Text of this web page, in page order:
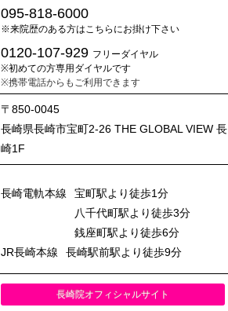
095-818-6000
※来院歴のある方はこちらにお掛け下さい
0120-107-929 フリーダイヤル
※初めての方専用ダイヤルです
※携帯電話からもご利用できます
〒850-0045
長崎県長崎市宝町2-26 THE GLOBAL VIEW 長
崎1F
長崎電軌本線
宝町駅より徒歩1分
八千代町駅より徒歩3分
銭座町駅より徒歩6分
JR長崎本線
長崎駅前駅より徒歩9分
長崎院オフィシャルサイト